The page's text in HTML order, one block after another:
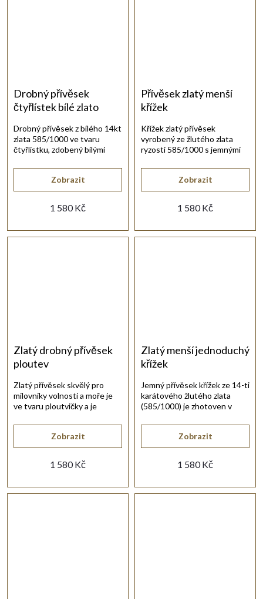
Drobný přívěsek
čtyřlístek bílé zlato
1 580 Kč
Zobrazit
Drobný přívěsek z bílého 14kt
zlata 585/1000 ve tvaru
čtyřlístku, zdobený bílými
Přívěsek zlatý menší
křížek
1 580 Kč
Zobrazit
Křížek zlatý přívěsek
vyrobený ze žlutého zlata
ryzosti 585/1000 s jemnými
Zlatý drobný přívěsek
ploutev
1 580 Kč
Zobrazit
Zlatý přívěsek skvělý pro
milovníky volnosti a moře je
ve tvaru ploutvičky a je
Zlatý menší jednoduchý
křížek
1 580 Kč
Zobrazit
Jemný přívěsek křížek ze 14-ti
karátového žlutého zlata
(585/1000) je zhotoven v